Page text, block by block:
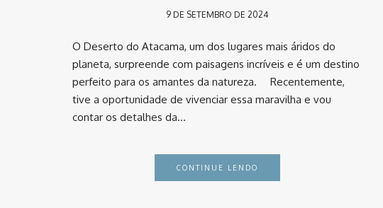
9 DE SETEMBRO DE 2024
O Deserto do Atacama, um dos lugares mais áridos do
planeta, surpreende com paisagens incríveis e é um destino
perfeito para os amantes da natureza. ⠀ Recentemente,
tive a oportunidade de vivenciar essa maravilha e vou
contar os detalhes da…
CONTINUE LENDO